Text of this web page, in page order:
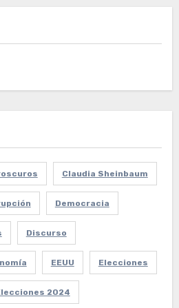
Claudia Sheinbaum
Democracia
Discurso
EEUU Elecciones
2024